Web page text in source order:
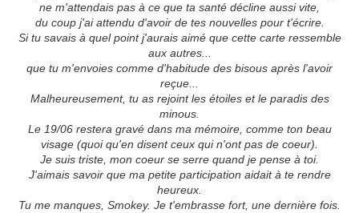
ne m'attendais pas à ce que ta santé décline aussi vite,
du coup j'ai attendu d'avoir de tes nouvelles pour t'écrire.
Si tu savais à quel point j'aurais aimé que cette carte ressemble
aux autres...
que tu m'envoies comme d'habitude des bisous après l'avoir
reçue...
Malheureusement, tu as rejoint les étoiles et le paradis des
minous.
Le 19/06 restera gravé dans ma mémoire, comme ton beau
visage (quoi qu'en disent ceux qui n'ont pas de coeur).
Je suis triste, mon coeur se serre quand je pense à toi.
J'aimais savoir que ma petite participation aidait à te rendre
heureux.
Tu me manques, Smokey. Je t'embrasse fort, une dernière fois.